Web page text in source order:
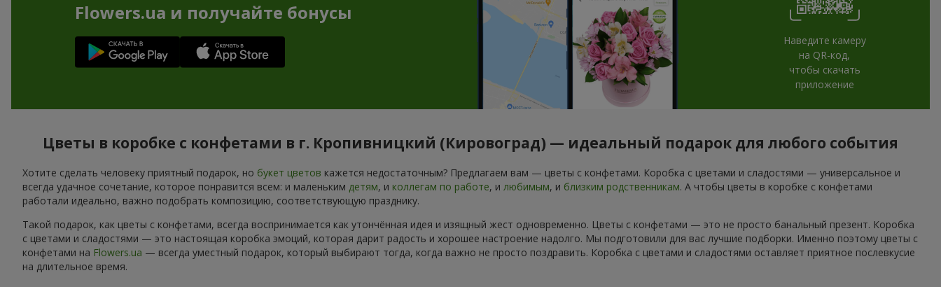
Flowers.ua и получайте бонусы
Наведите камеру
на QR-код,
чтобы скачать
приложение
Цветы в коробке с конфетами в г. Кропивницкий (Кировоград) — идеальный подарок для любого события
Хотите сделать человеку приятный подарок, но букет цветов кажется недостаточным? Предлагаем вам — цветы с конфетами. Коробка с цветами и сладостями — универсальное и
всегда удачное сочетание, которое понравится всем: и маленьким детям, и коллегам по работе, и любимым, и близким родственникам. А чтобы цветы в коробке с конфетами
работали идеально, важно подобрать композицию, соответствующую празднику.
Такой подарок, как цветы с конфетами, всегда воспринимается как утончённая идея и изящный жест одновременно. Цветы с конфетами — это не просто банальный презент. Коробка
с цветами и сладостями — это настоящая коробка эмоций, которая дарит радость и хорошее настроение надолго. Мы подготовили для вас лучшие подборки. Именно поэтому цветы с
конфетами на Flowers.ua — всегда уместный подарок, который выбирают тогда, когда важно не просто поздравить. Коробка с цветами и сладостями оставляет приятное послевкусие
на длительное время.